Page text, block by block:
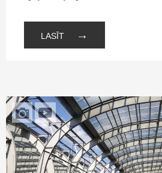
LASĪT →